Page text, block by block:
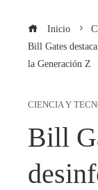
Inicio
Bill Gates
la Generación Z
CIENCIA Y
Bill